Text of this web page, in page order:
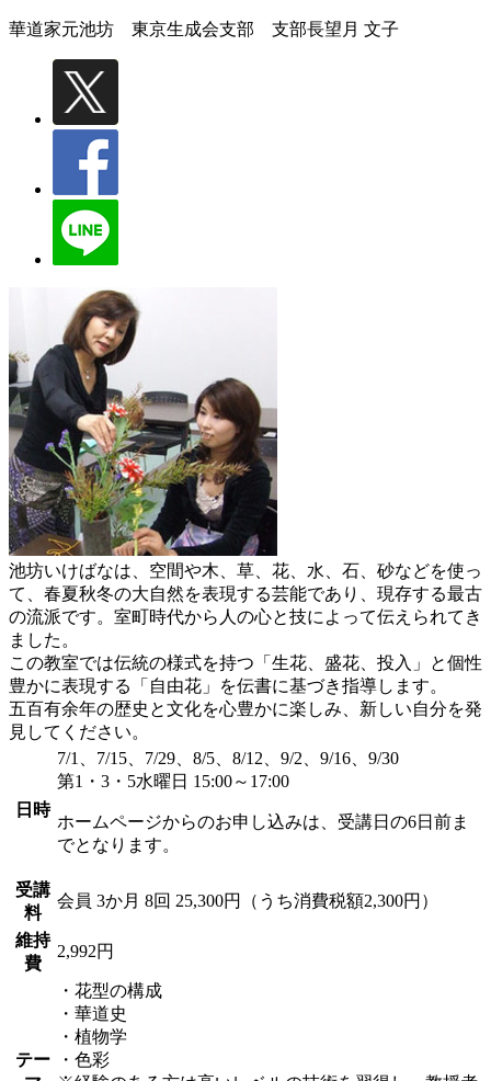
華道家元池坊 東京生成会支部 支部長望月 文子
池坊いけばなは、空間や木、草、花、水、石、砂などを使っ
て、春夏秋冬の大自然を表現する芸能であり、現存する最古
の流派です。室町時代から人の心と技によって伝えられてき
ました。
この教室では伝統の様式を持つ「生花、盛花、投入」と個性
豊かに表現する「自由花」を伝書に基づき指導します。
五百有余年の歴史と文化を心豊かに楽しみ、新しい自分を発
見してください。
日時
7/1、7/15、7/29、8/5、8/12、9/2、9/16、9/30
第1・3・5水曜日 15:00～17:00
ホームページからのお申し込みは、受講日の6日前ま
でとなります。
受講
料
会員 3か月 8回 25,300円（うち消費税額2,300円）
維持
費
2,992円
テー
・花型の構成
・華道史
・植物学
・色彩